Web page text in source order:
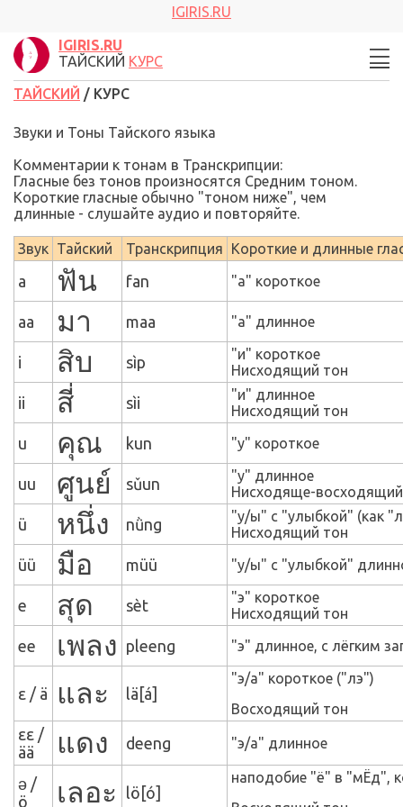
IGIRIS.RU
IGIRIS.RU
ТАЙСКИЙ КУРС
ТАЙСКИЙ / КУРС
Звуки и Тоны Тайского языка
Комментарии к тонам в Транскрипции:
Гласные без тонов произносятся Средним тоном.
Короткие гласные обычно "тоном ниже", чем
длинные - слушайте аудио и повторяйте.
Звук Тайский Транскрипция Короткие и длинные
a ฟัน fan "а" короткое
aa มา maa "а" длинное
i สิบ sìp
"и" короткое
Нисходящий тон
ii สี่ sìi
"и" длинное
Нисходящий тон
u คุณ kun "у" короткое
uu ศูนย์ sǔun
"у" длинное
Нисходяще-
ü หนึ่ง nǜng
"у/ы" с "улыбкой" (как
Нисходящий тон
üü มือ müü "у/ы" с "улыбкой"
e สุด sèt
"э" короткое
Нисходящий тон
ee เพลง pleeng "э" длинное, с лёгким
ε / ä และ lä [á]
"э/а" короткое ("лэ")
Восходящий тон
εε /
ää
แดง deeng "э/а" длинное
ə /
ö
เลอะ lö [ó]
наподобие "ё" в "мЁд",